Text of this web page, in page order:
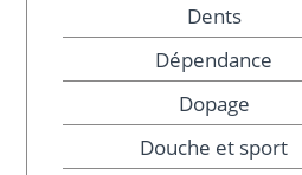
Dents
Dépendance
Dopage
Douche et sport